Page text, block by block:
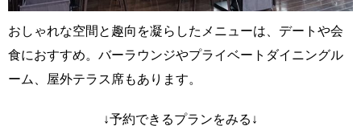
おしゃれな空間と趣向を凝らしたメニューは、デートや会
食におすすめ。バーラウンジやプライベートダイニングル
ーム、屋外テラス席もあります。
↓予約できるプランをみる↓